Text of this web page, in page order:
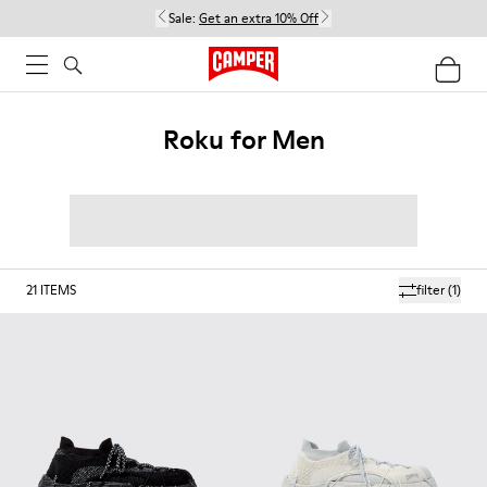
Sale: Get an extra 10% Off
Roku for Men
filter(1)
21 ITEMS